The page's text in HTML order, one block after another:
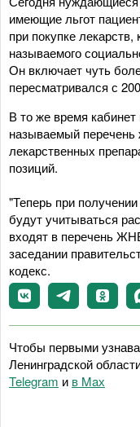
имеющие льгот
при покупке
называемого
Он включает чуть
пересматривался с
В то же время кабинет
называемый
лекарственных
позиций.
"Теперь при
будут учитываться
входят в перечень
заседании
кодекс.
Чтобы первыми
Ленинградской
Telegram и в Maх